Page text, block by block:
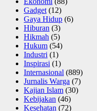
Gadget (12)
Gaya Hidup (6)
Hiburan (3)
Hikmah (5)
Hukum (54)
Industri (1)
Inspirasi (1)
Internasional (889)
Jurnalis Warga (7)
Kajian Islam (30)
Kebijakan (46)
Kesehatan (72)